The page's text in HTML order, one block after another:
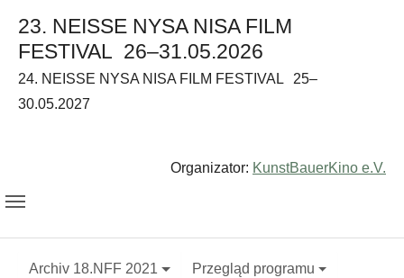
23. NEISSE NYSA NISA FILM
FESTIVAL 26–31.05.2026
24. NEISSE NYSA NISA FILM FESTIVAL
25–
30.05.2027
Organizator: KunstBauerKino e.V.
Archiv 18.NFF 2021 Przegląd programu